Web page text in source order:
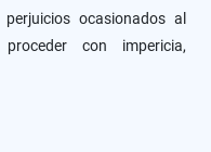
ocasionados al
con impericia,